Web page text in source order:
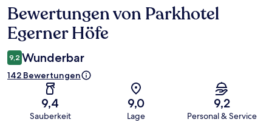
Bewertungen
Bewertungen von Parkhotel
Egerner Höfe
9,2 Wunderbar
142 Bewertungen
9,4
Sauberkeit
9,0
Lage
9,2
Personal & Service